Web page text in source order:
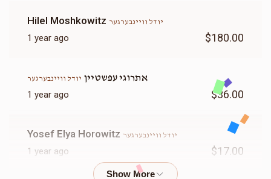
Hilel Moshkowitz יודל וויינבערגער
1 year ago $180.00
אתרוגי עפשטיין יודל וויינבערגער
1 year ago $36.00
Yosef Elya Horowitz יודל וויינבערגער
1 year ago $17.00